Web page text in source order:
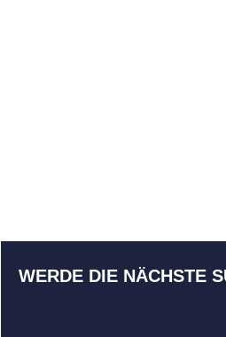
WERDE DIE NÄCHSTE